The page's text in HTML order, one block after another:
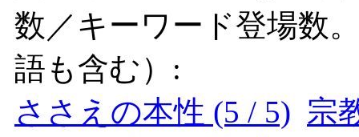
数／キーワード登場数
語も含む）:
ささえの本性 (5 / 5) 宗